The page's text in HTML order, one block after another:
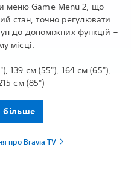
меню Game Menu 2, що
стан, точно регулювати
до допоміжних функцій –
місці.
139 см (55"), 164 см (65"),
см (85")
більше
про Bravia TV